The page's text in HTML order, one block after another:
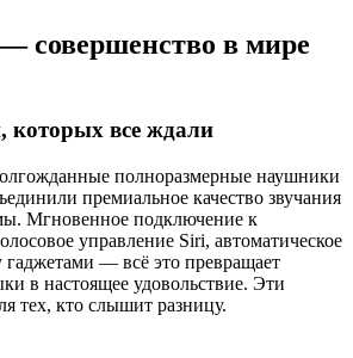
совершенство в мире
которых все ждали
полноразмерные наушники
премиальное качество звучания
Мгновенное подключение к
управление Siri, автоматическое
— всё это превращает
в настоящее удовольствие. Эти
тех, кто слышит разницу.